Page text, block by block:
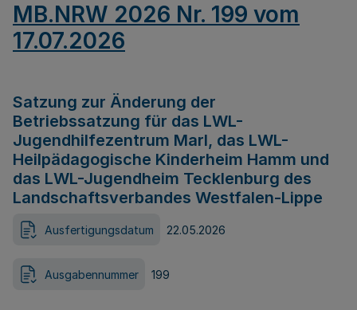
MB.NRW 2026 Nr. 199 vom
17.07.2026
Satzung zur Änderung der
Betriebssatzung für das LWL-
Jugendhilfezentrum Marl, das LWL-
Heilpädagogische Kinderheim Hamm und
das LWL-Jugendheim Tecklenburg des
Landschaftsverbandes Westfalen-Lippe
Ausfertigungsdatum 22.05.2026
Ausgabennummer 199